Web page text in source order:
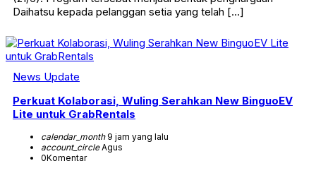
Daihatsu kepada pelanggan setia yang telah […]
News Update
Perkuat Kolaborasi, Wuling Serahkan New BinguoEV
Lite untuk GrabRentals
calendar_month9 jam yang lalu
account_circleAgus
0Komentar